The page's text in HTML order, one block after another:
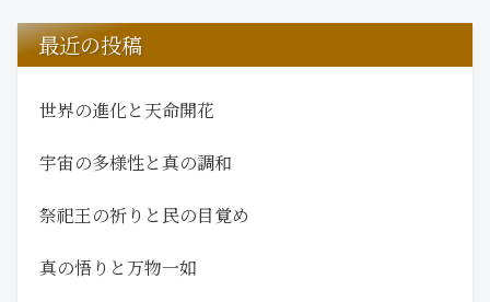
最近の投稿
世界の進化と天命開花
宇宙の多様性と真の調和
祭祀王の祈りと民の目覚め
真の悟りと万物一如